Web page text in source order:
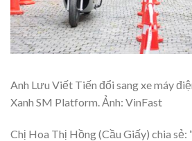
Anh Lưu Viết Tiến đổi sang xe máy
Xanh SM Platform. Ảnh: VinFast
Chị Hoa Thị Hồng (Cầu Giấy) chia